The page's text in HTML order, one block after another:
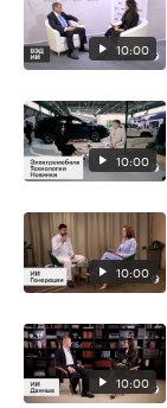
10:00
10:00
10:00
10:00